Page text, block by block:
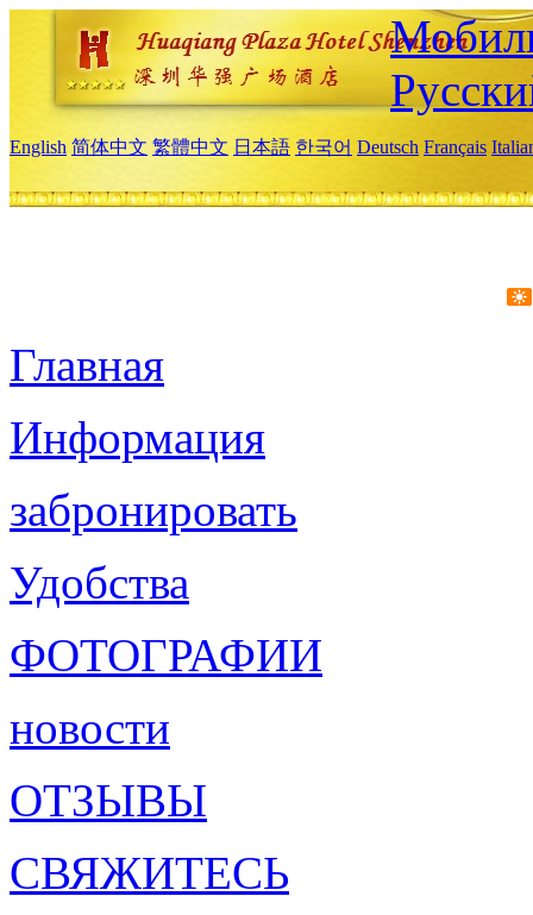
English 简体中文 繁體中文 日本語 한국어 Deutsch Français
Главная
Информация
забронировать
Удобства
ФОТОГРАФИИ
новости
ОТЗЫВЫ
СВЯЖИТЕСЬ